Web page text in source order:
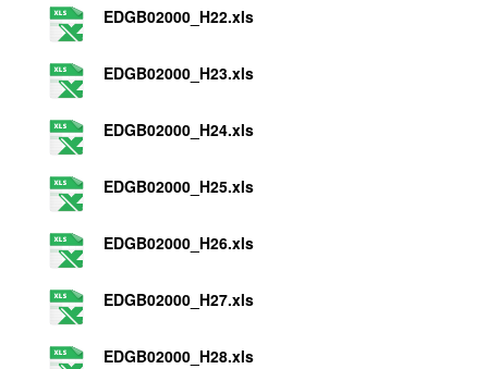
EDGB02000_H22.xls
EDGB02000_H23.xls
EDGB02000_H24.xls
EDGB02000_H25.xls
EDGB02000_H26.xls
EDGB02000_H27.xls
EDGB02000_H28.xls